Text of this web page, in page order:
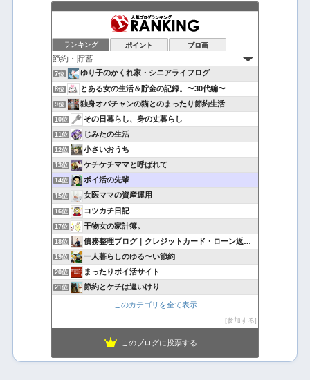
ランキング ポイント ブロ画
7位 ゆり子のかくれ家・シニアライフログ
8位 とある女の生活＆貯金の記録。〜30代編〜
9位 独身オバチャンの猫とのまったり節約生活
10位 その日暮らし、身の丈暮らし
11位 じみたの生活
12位 小さいおうち
13位 ケチケチママと呼ばれて
14位 ポイ活の先輩
15位 女医ママの資産運用
16位 コツカチ日記
17位 干物女の家計簿。
18位 債務整理ブログ｜クレジットカード・ローン返済で悩んでいる方へ
19位 一人暮らしのゆる〜い節約
20位 まったりポイ活サイト
21位 節約とケチは違いけり
このカテゴリを全て表示
参加する
このブログに投票する